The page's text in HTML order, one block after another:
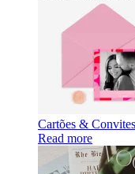
Cartões &
Read more